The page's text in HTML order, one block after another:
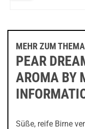
MEHR ZUM THEMA
PEAR
AROMA BY
Süße, reife Birne